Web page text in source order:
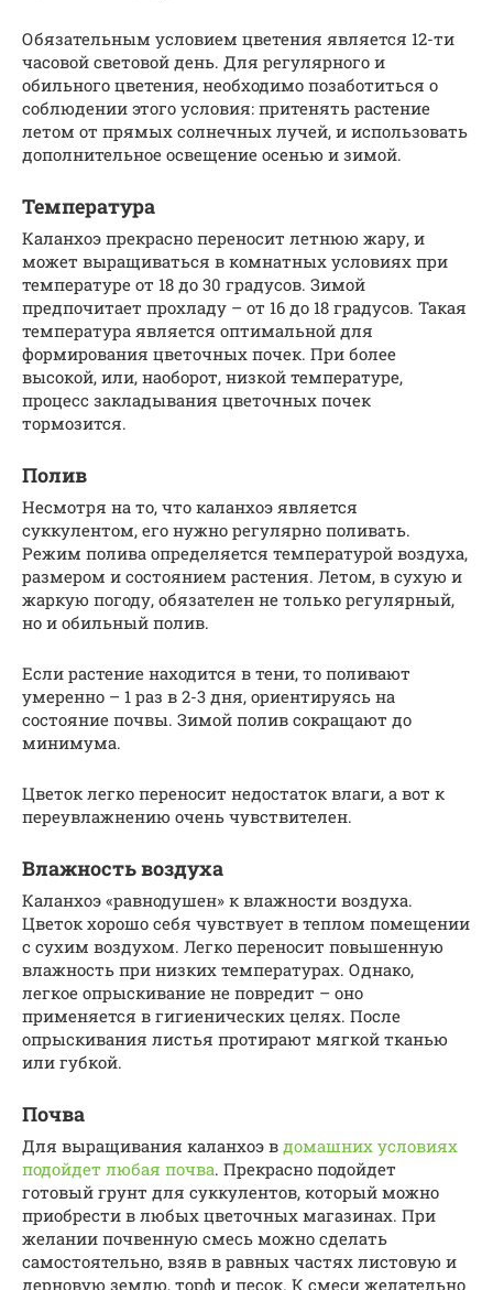
Обязательным условием цветения является 12-ти
часовой световой день. Для регулярного и
обильного цветения, необходимо позаботиться о
соблюдении этого условия: притенять растение
летом от прямых солнечных лучей, и использовать
дополнительное освещение осенью и зимой.
Температура
Каланхоэ прекрасно переносит летнюю жару, и
может выращиваться в комнатных условиях при
температуре от 18 до 30 градусов. Зимой
предпочитает прохладу – от 16 до 18 градусов. Такая
температура является оптимальной для
формирования цветочных почек. При более
высокой, или, наоборот, низкой температуре,
процесс закладывания цветочных почек
тормозится.
Полив
Несмотря на то, что каланхоэ является
суккулентом, его нужно регулярно поливать.
Режим полива определяется температурой воздуха,
размером и состоянием растения. Летом, в сухую и
жаркую погоду, обязателен не только регулярный,
но и обильный полив.
Если растение находится в тени, то поливают
умеренно – 1 раз в 2-3 дня, ориентируясь на
состояние почвы. Зимой полив сокращают до
минимума.
Цветок легко переносит недостаток влаги, а вот к
переувлажнению очень чувствителен.
Влажность воздуха
Каланхоэ «равнодушен» к влажности воздуха.
Цветок хорошо себя чувствует в теплом помещении
с сухим воздухом. Легко переносит повышенную
влажность при низких температурах. Однако,
легкое опрыскивание не повредит – оно
применяется в гигиенических целях. После
опрыскивания листья протирают мягкой тканью
или губкой.
Почва
Для выращивания каланхоэ в домашних условиях
подойдет любая почва. Прекрасно подойдет
готовый грунт для суккулентов, который можно
приобрести в любых цветочных магазинах. При
желании почвенную смесь можно сделать
самостоятельно, взяв в равных частях листовую и
дерновую землю, торф и песок. К смеси желательно